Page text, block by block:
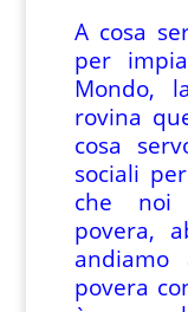
A cosa
per
Mondo,
rovina
cosa
sociali
che noi
povera,
povera